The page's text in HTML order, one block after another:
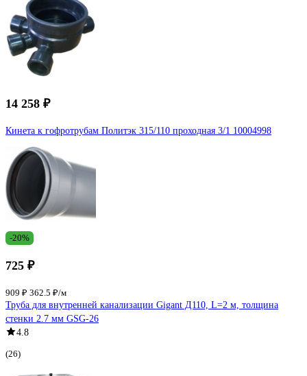
14 258 ₽
Кинета к гофротрубам Политэк 315/110 проходная 3/1 10004998
-20%
725 ₽
909 ₽ 362.5 ₽/м
Труба для внутренней канализации Gigant Д110, L=2 м, толщина
стенки 2.7 мм GSG-26
4.8
(26)